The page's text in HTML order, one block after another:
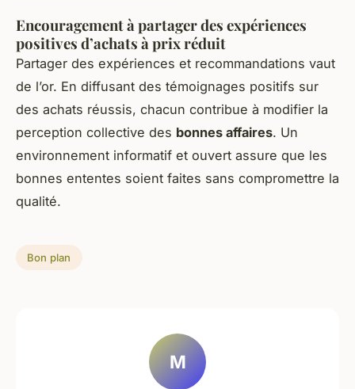
Encouragement à partager des expériences
positives d’achats à prix réduit
Partager des expériences et recommandations vaut
de l’or. En diffusant des témoignages positifs sur
des achats réussis, chacun contribue à modifier la
perception collective des bonnes affaires. Un
environnement informatif et ouvert assure que les
bonnes ententes soient faites sans compromettre la
qualité.
Bon plan
M